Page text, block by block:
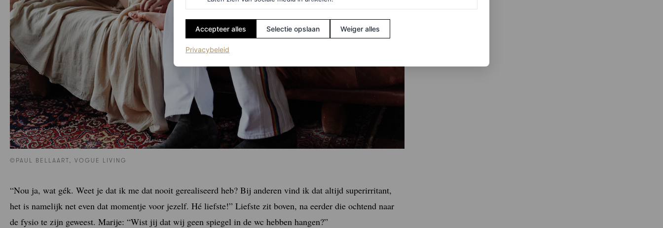
©PAUL BELLAART, VOGUE LIVING
“Nou ja, wat gék. Weet je dat ik me dat nooit gerealiseerd heb? Bij anderen vind ik dat altijd superirritant,
het is namelijk net even dat momentje voor jezelf. Hé liefste!” Liefste zit boven, na eerder die ochtend naar
de fysio te zijn geweest. Marije: “Wist jij dat wij geen spiegel in de wc hebben hangen?”
Accepteer alles Selectie opslaan Weiger alles
Privacybeleid